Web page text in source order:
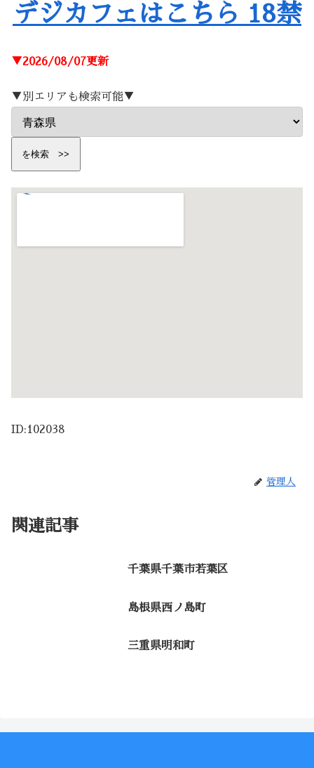
デジカフェはこちら 18禁
▼2026/08/07更新
▼別エリアも検索可能▼
ID:102038
管理人
関連記事
千葉県千葉市若葉区
島根県西ノ島町
三重県明和町